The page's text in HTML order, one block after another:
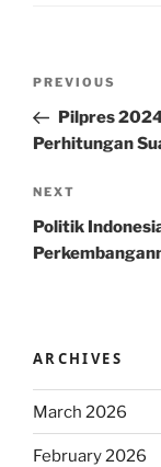
Previous
Post
PREVIOUS
Pilpres
Perhitungan
Next
Post
NEXT
Politik
ARCHIVES
March 2026
February 2026